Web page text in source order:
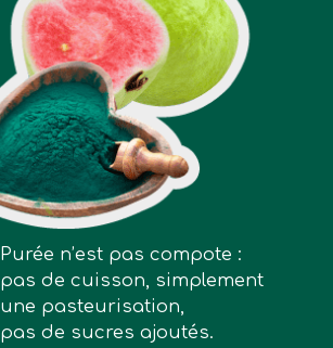
Purée n’est pas compote :
pas de cuisson, simplement
une pasteurisation,
pas de sucres ajoutés.